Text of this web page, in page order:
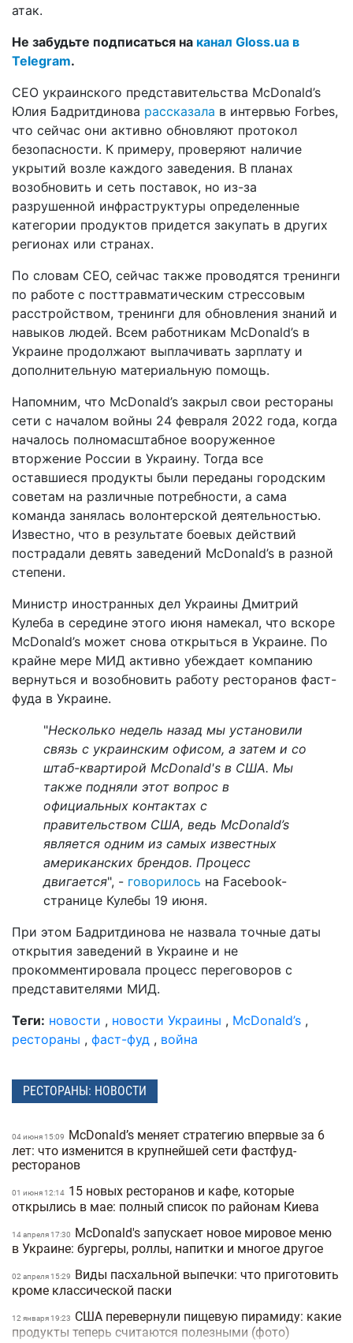
атак.
Не забудьте подписаться на канал Gloss.ua в
Telegram.
СЕО украинского представительства McDonald’s
Юлия Бадритдинова рассказала в интервью Forbes,
что сейчас они активно обновляют протокол
безопасности. К примеру, проверяют наличие
укрытий возле каждого заведения. В планах
возобновить и сеть поставок, но из-за
разрушенной инфраструктуры определенные
категории продуктов придется закупать в других
регионах или странах.
По словам СЕО, сейчас также проводятся тренинги
по работе с посттравматическим стрессовым
расстройством, тренинги для обновления знаний и
навыков людей. Всем работникам McDonald’s в
Украине продолжают выплачивать зарплату и
дополнительную материальную помощь.
Напомним, что McDonald’s закрыл свои рестораны
сети с началом войны 24 февраля 2022 года, когда
началось полномасштабное вооруженное
вторжение России в Украину. Тогда все
оставшиеся продукты были переданы городским
советам на различные потребности, а сама
команда занялась волонтерской деятельностью.
Известно, что в результате боевых действий
пострадали девять заведений McDonald’s в разной
степени.
Министр иностранных дел Украины Дмитрий
Кулеба в середине этого июня намекал, что вскоре
McDonald’s может снова открыться в Украине. По
крайне мере МИД активно убеждает компанию
вернуться и возобновить работу ресторанов фаст-
фуда в Украине.
"Несколько недель назад мы установили
связь с украинским офисом, а затем и со
штаб-квартирой McDonald's в США. Мы
также подняли этот вопрос в
официальных контактах с
правительством США, ведь McDonald’s
является одним из самых известных
американских брендов. Процесс
двигается", - говорилось на Facebook-
странице Кулебы 19 июня.
При этом Бадритдинова не назвала точные даты
открытия заведений в Украине и не
прокомментировала процесс переговоров с
представителями МИД.
Теги: новости , новости Украины , McDonald’s ,
рестораны , фаст-фуд , война
РЕСТОРАНЫ: НОВОСТИ
04 июня 15:09
McDonald’s меняет стратегию впервые за 6
лет: что изменится в крупнейшей сети фастфуд-
ресторанов
01 июня 12:14 15 новых ресторанов и кафе, которые
открылись в мае: полный список по районам Киева
14 апреля 17:30
McDonald's запускает новое мировое меню
в Украине: бургеры, роллы, напитки и многое другое
02 апреля 15:29
Виды пасхальной выпечки: что приготовить
кроме классической паски
12 января 19:23
США перевернули пищевую пирамиду: какие
продукты теперь считаются полезными (фото)